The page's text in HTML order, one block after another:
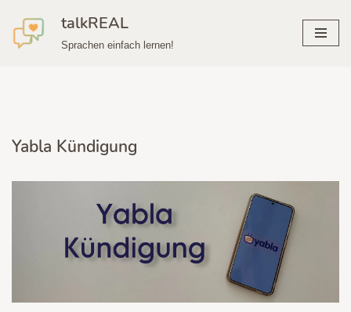
Zum
talkREAL
Sprachen einfach lernen!
Yabla Kündigung